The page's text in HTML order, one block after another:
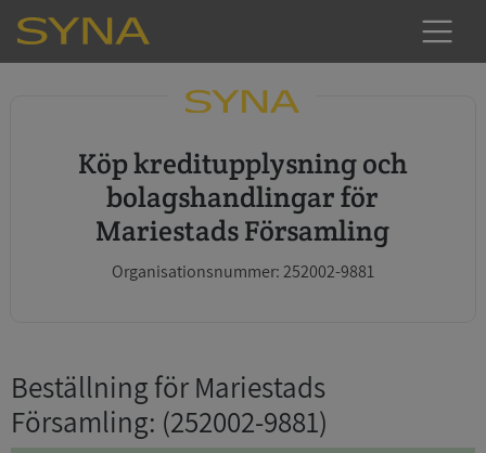
Köp kreditupplysning och
bolagshandlingar för
Mariestads Församling
Organisationsnummer: 252002-9881
Beställning för Mariestads
Församling: (252002-9881)